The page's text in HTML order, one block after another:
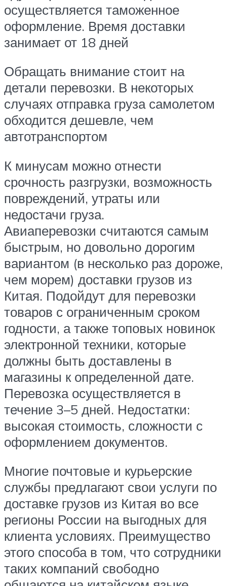
осуществляется таможенное
оформление. Время доставки
занимает от 18 дней
Обращать внимание стоит на
детали перевозки. В некоторых
случаях отправка груза самолетом
обходится дешевле, чем
автотранспортом
К минусам можно отнести
срочность разгрузки, возможность
повреждений, утраты или
недостачи груза.
Авиаперевозки считаются самым
быстрым, но довольно дорогим
вариантом (в несколько раз дороже,
чем морем) доставки грузов из
Китая. Подойдут для перевозки
товаров с ограниченным сроком
годности, а также топовых новинок
электронной техники, которые
должны быть доставлены в
магазины к определенной дате.
Перевозка осуществляется в
течение 3–5 дней. Недостатки:
высокая стоимость, сложности с
оформлением документов.
Многие почтовые и курьерские
службы предлагают свои услуги по
доставке грузов из Китая во все
регионы России на выгодных для
клиента условиях. Преимущество
этого способа в том, что сотрудники
таких компаний свободно